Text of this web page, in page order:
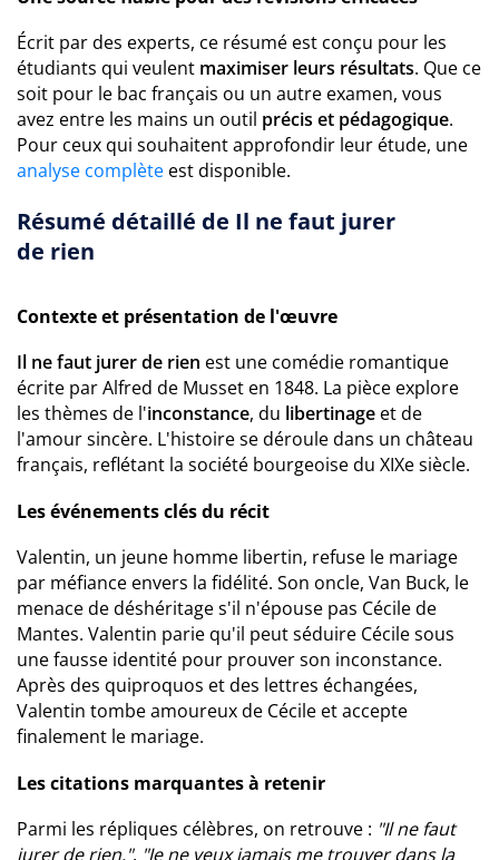
Écrit par des experts, ce résumé est conçu pour les
étudiants qui veulent maximiser leurs résultats. Que ce
soit pour le bac français ou un autre examen, vous
avez entre les mains un outil précis et pédagogique.
Pour ceux qui souhaitent approfondir leur étude, une
analyse complète est disponible.
Résumé détaillé de Il ne faut jurer
de rien
Contexte et présentation de l'œuvre
Il ne faut jurer de rien est une comédie romantique
écrite par Alfred de Musset en 1848. La pièce explore
les thèmes de l'inconstance, du libertinage et de
l'amour sincère. L'histoire se déroule dans un château
français, reflétant la société bourgeoise du XIXe siècle.
Les événements clés du récit
Valentin, un jeune homme libertin, refuse le mariage
par méfiance envers la fidélité. Son oncle, Van Buck, le
menace de déshéritage s'il n'épouse pas Cécile de
Mantes. Valentin parie qu'il peut séduire Cécile sous
une fausse identité pour prouver son inconstance.
Après des quiproquos et des lettres échangées,
Valentin tombe amoureux de Cécile et accepte
finalement le mariage.
Les citations marquantes à retenir
Parmi les répliques célèbres, on retrouve : "Il ne faut
jurer de rien.", "Je ne veux jamais me trouver dans la